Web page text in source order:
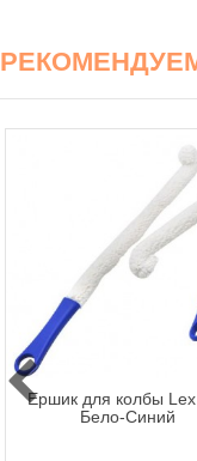
Ершик для колбы
Бело-Синий